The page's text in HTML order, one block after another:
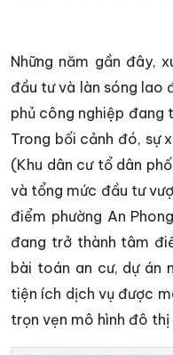
Những năm gần đây,
đầu tư và làn sóng lao
phủ công nghiệp đang
Trong bối cảnh đó, sự
(Khu dân cư tổ dân
và tổng mức đầu tư
điểm phường An
đang trở thành tâm
bài toán an cư, dự án
tiện ích dịch vụ được
trọn vẹn mô hình đô